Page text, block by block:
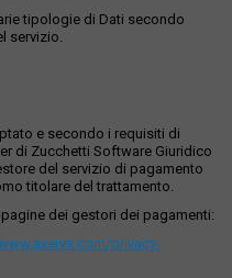
tipologie di Dati secondo
servizio.
e secondo i requisiti di
di Zucchetti Software Giuridico
del servizio di pagamento
titolare del trattamento.
dei gestori dei pagamenti:
privacy-